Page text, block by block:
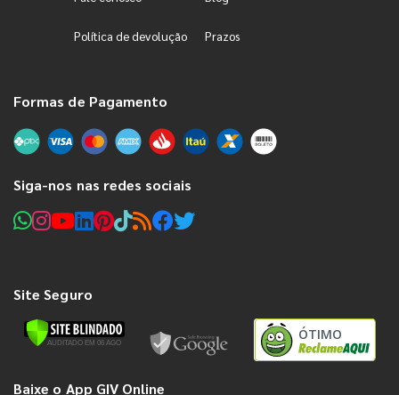
Política de devolução Prazos
Formas de Pagamento
Siga-nos nas redes sociais
Site Seguro
ÓTIMO
Baixe o App GIV Online